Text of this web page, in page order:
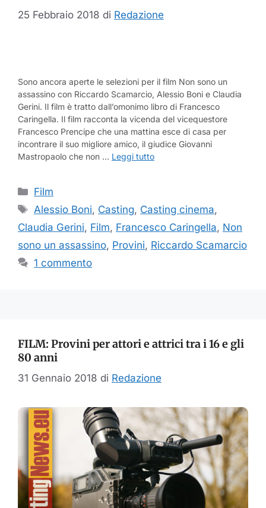
25 Febbraio 2018 di Redazione
Sono ancora aperte le selezioni per il film Non sono un
assassino con Riccardo Scamarcio, Alessio Boni e Claudia
Gerini. Il film è tratto dall’omonimo libro di Francesco
Caringella. Il film racconta la vicenda del vicequestore
Francesco Prencipe che una mattina esce di casa per
incontrare il suo migliore amico, il giudice Giovanni
Mastropaolo che non … Leggi tutto
Categorie
Film
Tag
Alessio Boni, Casting, Casting cinema,
Claudia Gerini, Film, Francesco Caringella, Non
sono un assassino, Provini, Riccardo Scamarcio
1 commento
FILM: Provini per attori e attrici tra i 16 e gli
80 anni
31 Gennaio 2018 di Redazione